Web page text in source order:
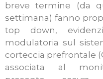
breve termine (da
settimana) fanno
top down,
modulatoria sul
corteccia prefrontale
associata al